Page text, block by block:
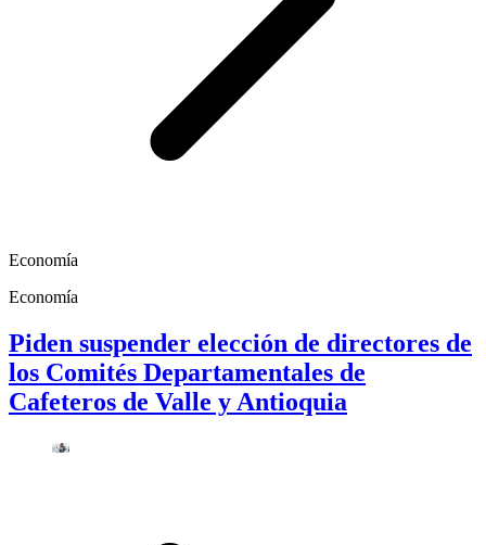
Economía
Economía
Piden suspender elección de directores de
los Comités Departamentales de
Cafeteros de Valle y Antioquia